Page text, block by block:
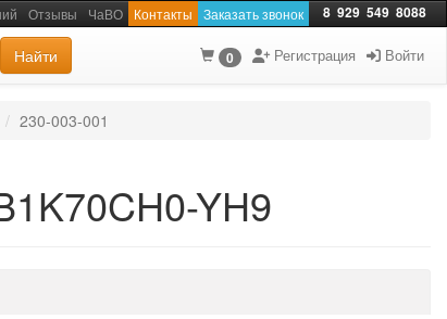
Отзывы ЧаВО Контакты Заказать звонок 8 929 549 8088
Найти 0 Регистрация Войти
230-003-001
YH9